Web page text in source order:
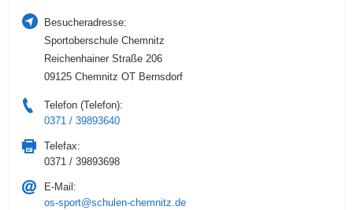
Besucheradresse:
Sportoberschule Chemnitz
Reichenhainer Straße 206
09125 Chemnitz OT Bernsdorf
Telefon (Telefon):
0371 / 39893640
Telefax:
0371 / 39893698
E-Mail:
os-sport@schulen-chemnitz.de